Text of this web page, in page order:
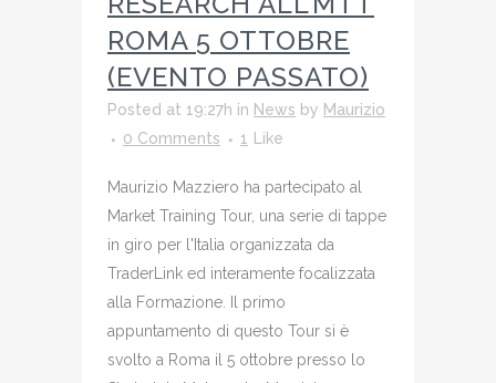
ROMA 5 OTTOBRE
(EVENTO PASSATO)
Posted at 19:27h in News by Maurizio
0 Comments
1 Like
Maurizio Mazziero ha partecipato al
Market Training Tour, una serie di tappe
in giro per l'Italia organizzata da
TraderLink ed interamente focalizzata
alla Formazione. Il primo
appuntamento di questo Tour si è
svolto a Roma il 5 ottobre presso lo